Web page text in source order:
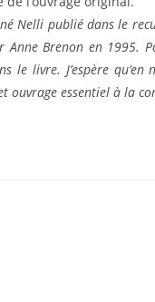
Nelli publié dans le
Anne Brenon en
le livre. J’espère
ouvrage essentiel à la